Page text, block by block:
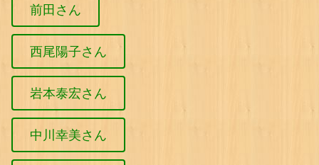
前田さん
西尾陽子さん
岩本泰宏さん
中川幸美さん